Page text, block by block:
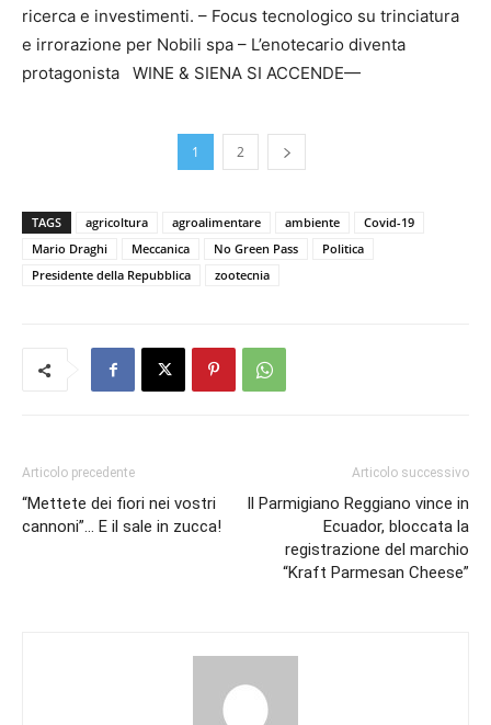
ricerca e investimenti. – Focus tecnologico su trinciatura
e irrorazione per Nobili spa – L’enotecario diventa
protagonista WINE & SIENA SI ACCENDE—
1 2
TAGS agricoltura agroalimentare ambiente
Covid-19
Mario Draghi
Meccanica No Green Pass
Politica
Presidente della Repubblica
zootecnia
Articolo precedente
“Mettete dei fiori nei vostri
cannoni”… E il sale in zucca!
Articolo successivo
Il Parmigiano Reggiano vince in
Ecuador, bloccata la
registrazione del marchio
“Kraft Parmesan Cheese”